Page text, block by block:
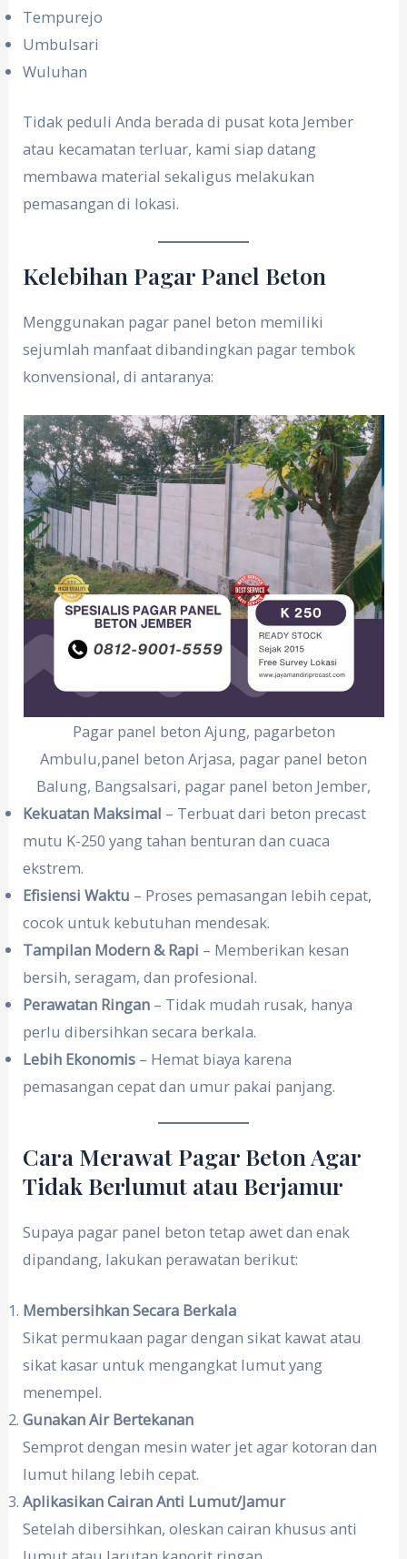
Tempurejo
Umbulsari
Wuluhan
Tidak peduli Anda berada di pusat kota Jember
atau kecamatan terluar, kami siap datang
membawa material sekaligus melakukan
pemasangan di lokasi.
Kelebihan Pagar Panel Beton
Menggunakan pagar panel beton memiliki
sejumlah manfaat dibandingkan pagar tembok
konvensional, di antaranya:
Pagar panel beton Ajung, pagarbeton
Ambulu,panel beton Arjasa, pagar panel beton
Balung, Bangsalsari, pagar panel beton Jember,
Kekuatan Maksimal – Terbuat dari beton precast
mutu K-250 yang tahan benturan dan cuaca
ekstrem.
Efisiensi Waktu – Proses pemasangan lebih cepat,
cocok untuk kebutuhan mendesak.
Tampilan Modern & Rapi – Memberikan kesan
bersih, seragam, dan profesional.
Perawatan Ringan – Tidak mudah rusak, hanya
perlu dibersihkan secara berkala.
Lebih Ekonomis – Hemat biaya karena
pemasangan cepat dan umur pakai panjang.
Cara Merawat Pagar Beton Agar
Tidak Berlumut atau Berjamur
Supaya pagar panel beton tetap awet dan enak
dipandang, lakukan perawatan berikut:
Membersihkan Secara Berkala
Sikat permukaan pagar dengan sikat kawat atau
sikat kasar untuk mengangkat lumut yang
menempel.
Gunakan Air Bertekanan
Semprot dengan mesin water jet agar kotoran dan
lumut hilang lebih cepat.
Aplikasikan Cairan Anti Lumut/Jamur
Setelah dibersihkan, oleskan cairan khusus anti